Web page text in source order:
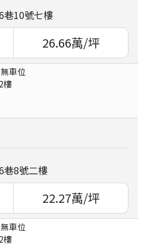
巷10號七樓
26.66萬/坪
無車位
樓
巷8號二樓
22.27萬/坪
無車位
樓